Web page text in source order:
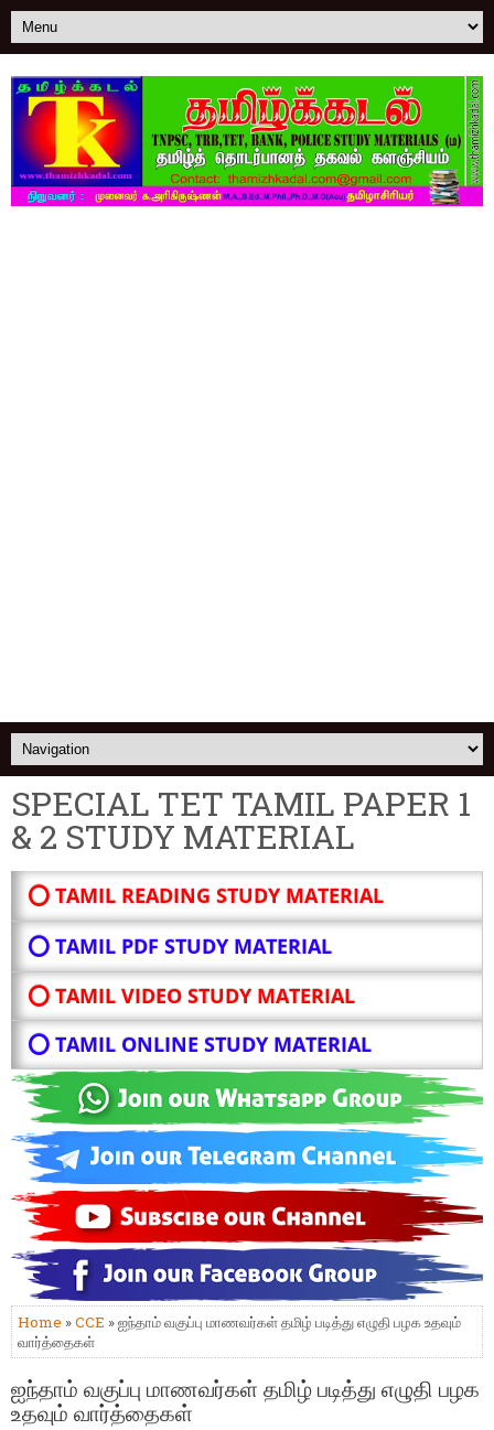
SPECIAL TET TAMIL PAPER 1
& 2 STUDY MATERIAL
⭕ TAMIL READING STUDY MATERIAL
⭕ TAMIL PDF STUDY MATERIAL
⭕ TAMIL VIDEO STUDY MATERIAL
⭕ TAMIL ONLINE STUDY MATERIAL
Home »CCE » ஐந்தாம் வகுப்பு மாணவர்கள் தமிழ் படித்து எழுதி பழக உதவும்
வார்த்தைகள்
ஐந்தாம் வகுப்பு மாணவர்கள் தமிழ் படித்து எழுதி பழக
உதவும் வார்த்தைகள்